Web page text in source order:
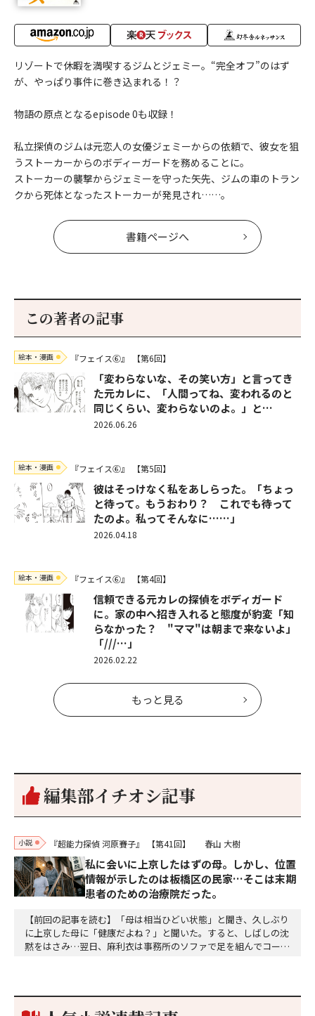
リゾートで休暇を満喫するジムとジェミー。“完全オフ”のはず
が、やっぱり事件に巻き込まれる！？
物語の原点となるepisode 0も収録！
私立探偵のジムは元恋人の女優ジェミーからの依頼で、彼女を狙
うストーカーからのボディーガードを務めることに。
ストーカーの襲撃からジェミーを守った矢先、ジムの車のトラン
クから死体となったストーカーが発見され……。
書籍ページへ
この著者の記事
絵本・漫画 『フェイス⑥』 【第6回】
「変わらないな、その笑い方」と言ってき
た元カレに、「人間ってね、変われるのと
同じくらい、変わらないのよ。」と…
2026.06.26
絵本・漫画 『フェイス⑥』 【第5回】
彼はそっけなく私をあしらった。「ちょっ
と待って。もうおわり？ これでも待って
たのよ。私ってそんなに……」
2026.04.18
絵本・漫画 『フェイス⑥』 【第4回】
信頼できる元カレの探偵をボディガード
に。家の中へ招き入れると態度が豹変「知
らなかった？ "ママ"は朝まで来ないよ」
「///…」
2026.02.22
もっと見る
編集部イチオシ記事
小説 『超能力探偵 河原賽子』 【第41回】 春山 大樹
私に会いに上京したはずの母。しかし、位置
情報が示したのは板橋区の民家…そこは末期
患者のための治療院だった。
【前回の記事を読む】「母は相当ひどい状態」と聞き、久しぶり
に上京した母に「健康だよね？」と聞いた。すると、しばしの沈
黙をはさみ…翌日、麻利衣は事務所のソファで足を組んでコーヒ
個のサイコロが握られていた。「やはり私はあなたの超…